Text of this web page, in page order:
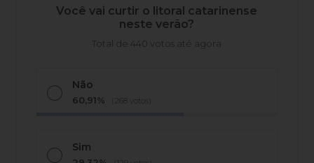
Você vai curtir o litoral catarinense
neste verão?
Total de 440 votos até agora
Não
60,91% (268 votos)
Sim